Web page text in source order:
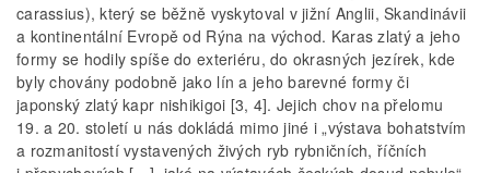
carassius), který se běžně vyskytoval v jižní Anglii, Skandinávii
a kontinentální Evropě od Rýna na východ. Karas zlatý a jeho
formy se hodily spíše do exteriéru, do okrasných jezírek, kde
byly chovány podobně jako lín a jeho barevné formy či
japonský zlatý kapr nishikigoi [3, 4]. Jejich chov na přelomu
19. a 20. století u nás dokládá mimo jiné i „výstava bohatstvím
a rozmanitostí vystavených živých ryb rybničních, říčních